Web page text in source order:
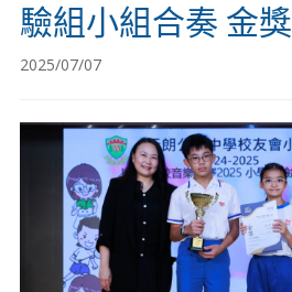
驗組小組合奏 金獎
2025/07/07